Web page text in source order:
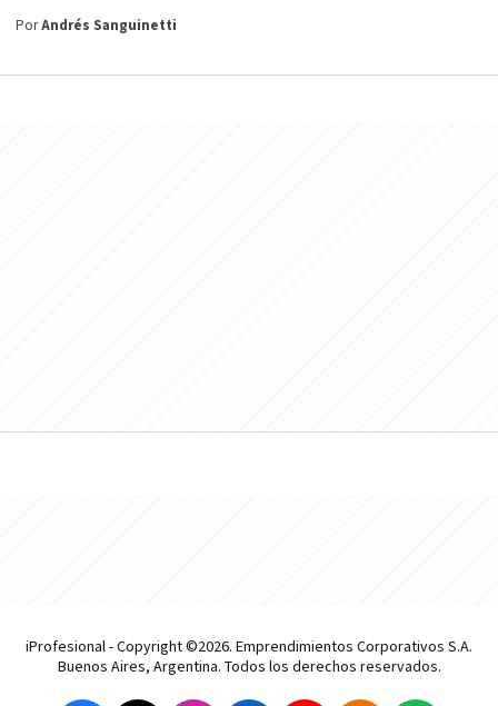
PorAndrés Sanguinetti
iProfesional - Copyright ©2026. Emprendimientos Corporativos S.A.
Buenos Aires, Argentina. Todos los derechos reservados.